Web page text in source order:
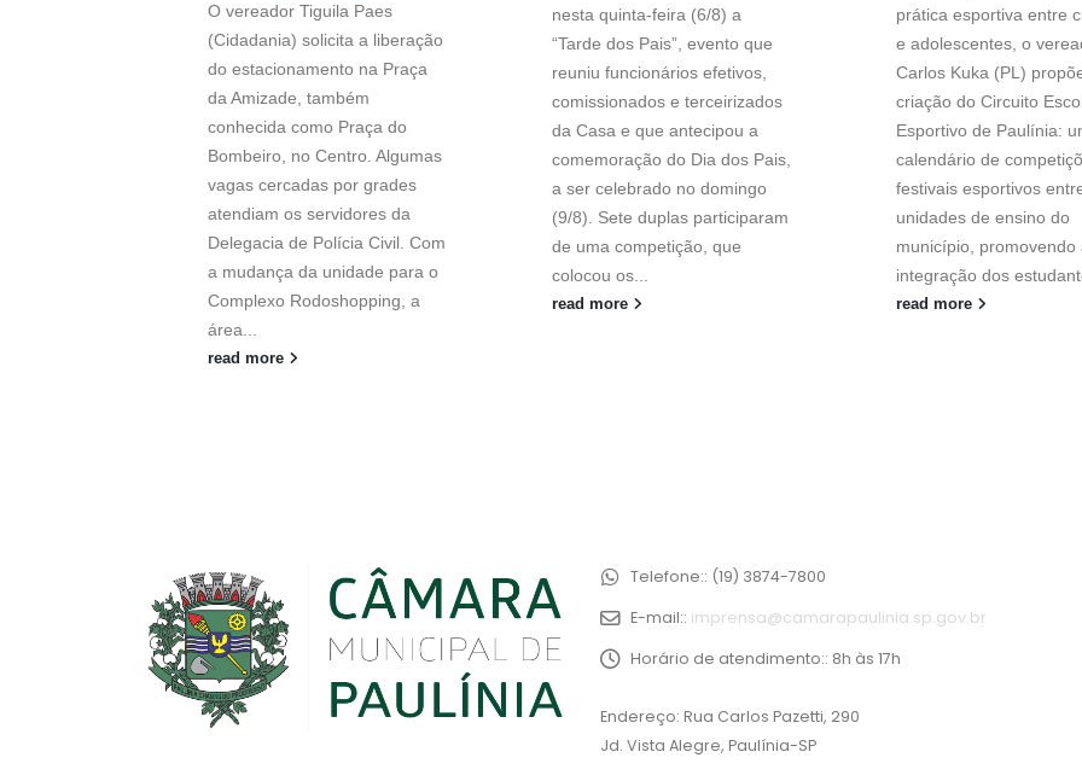
O vereador Tiguila Paes
(Cidadania) solicita a liberação
do estacionamento na Praça
da Amizade, também
conhecida como Praça do
Bombeiro, no Centro. Algumas
vagas cercadas por grades
atendiam os servidores da
Delegacia de Polícia Civil. Com
a mudança da unidade para o
Complexo Rodoshopping, a
área...
read more
nesta quinta-feira (6/8) a
“Tarde dos Pais”, evento que
reuniu funcionários efetivos,
comissionados e terceirizados
da Casa e que antecipou a
comemoração do Dia dos Pais,
a ser celebrado no domingo
(9/8). Sete duplas participaram
de uma competição, que
colocou os...
read more
prática esportiva entre
e adolescentes, o
Carlos Kuka (PL)
criação do Circuito
Esportivo de Paulínia:
calendário de
festivais esportivos
unidades de ensino do
município, promovendo
integração dos
read more
Telefone:: (19) 3874-7800
E-mail:: imprensa@camarapaulinia.sp.gov.br
Horário de atendimento:: 8h às 17h
Endereço: Rua Carlos Pazetti, 290
Jd. Vista Alegre, Paulínia-SP